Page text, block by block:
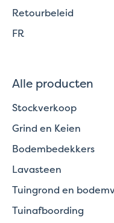
Retourbeleid
FR
Alle producten
Stockverkoop
Grind en Keien
Bodembedekkers
Lavasteen
Tuingrond en
Tuinafboording